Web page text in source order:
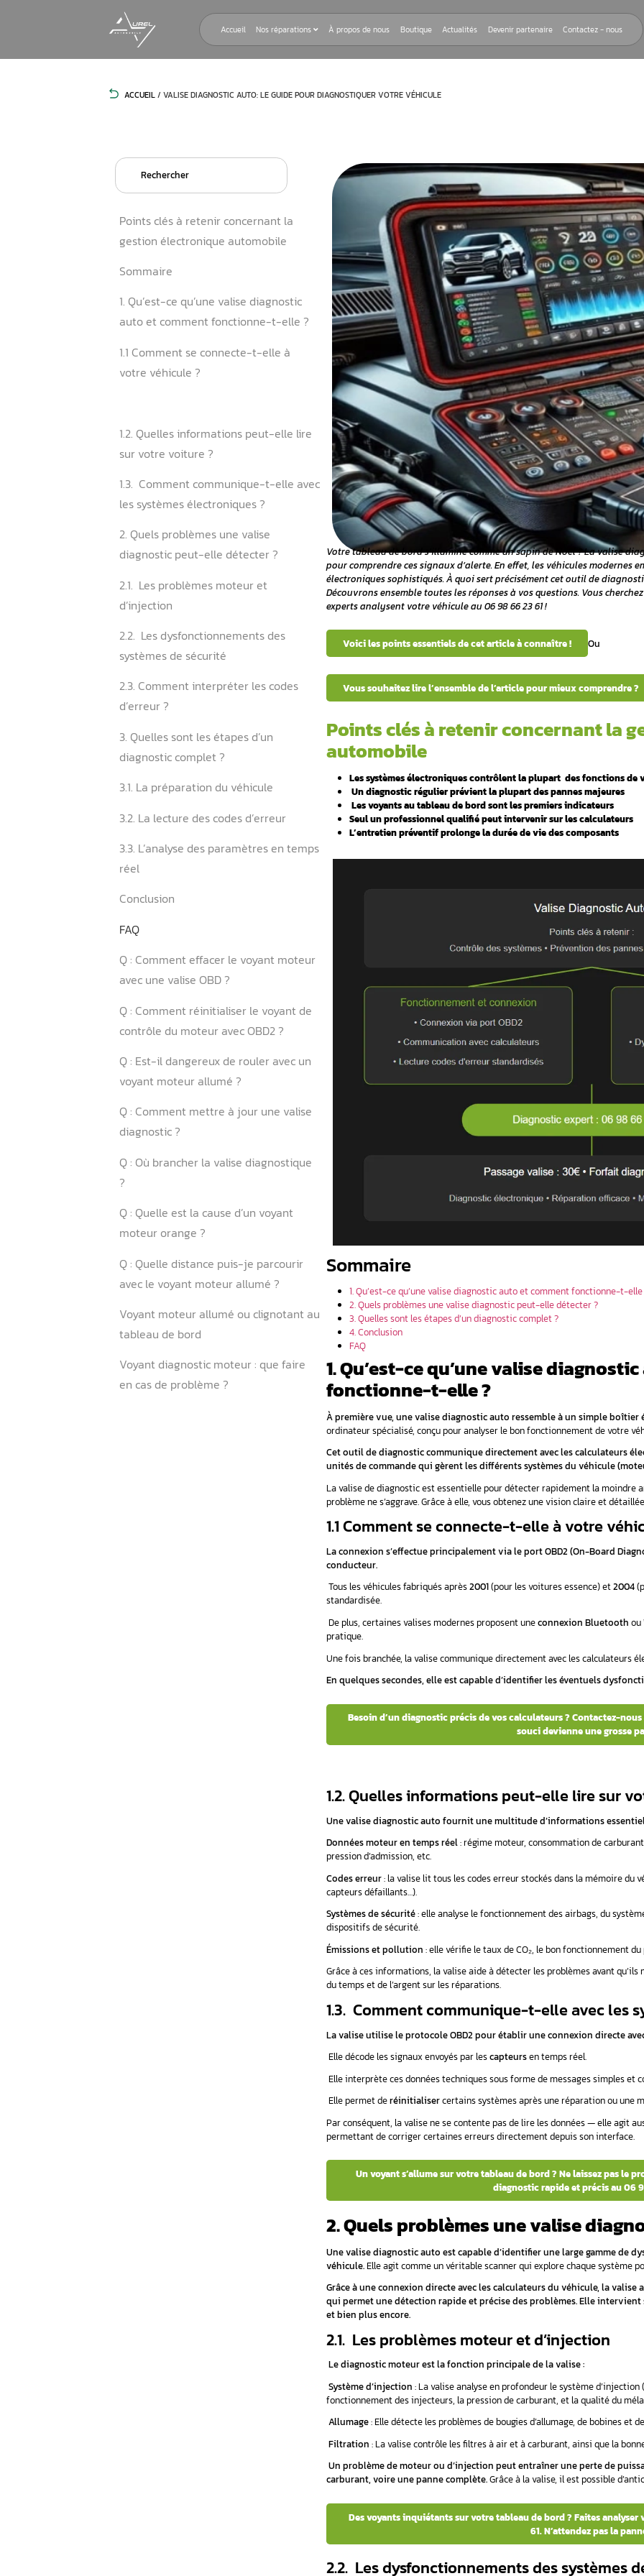
Accueil Nos réparations À propos de nous Boutique Actualités Devenir
Points clés à retenir concernant la
gestion électronique automobile
1. Qu’est-ce qu’une valise diagnostic
auto et comment fonctionne-t-elle ?
1.1 Comment se connecte-t-elle à
votre véhicule ?
️
1.2. Quelles informations peut-elle lire
sur votre voiture ?
1.3. ️ Comment communique-t-elle avec
les systèmes électroniques ?
diagnostic peut-elle détecter ?
2.1. ️ Les problèmes moteur et
d’injection
2.2. ️ Les dysfonctionnements des
systèmes de sécurité
2.3. Comment interpréter les codes
3.1. La préparation du véhicule
3.2. La lecture des codes d’erreur
3.3. L’analyse des paramètres en temps
réel
Conclusion
FAQ
avec une valise OBD ?
Q : Comment réinitialiser le voyant de
contrôle du moteur avec OBD2 ?
Q : Est-il dangereux de rouler avec un
Q : Comment mettre à jour une valise
Q : Où brancher la valise diagnostique
Q : Quelle est la cause d’un voyant
Q : Quelle distance puis-je parcourir
avec le voyant moteur allumé ?
Voyant moteur allumé ou clignotant au
Voyant diagnostic moteur : que faire
Votre tableau de bord s’illumine comme
pour comprendre ces signaux d’alerte. En
électroniques sophistiqués. À quoi sert
Découvrons ensemble toutes les réponses
experts analysent votre véhicule au 06 98 66
Voici les points essentiels de cet article
Vous souhaitez lire l’ensemble de
Points clés à
automobile
Les systèmes électroniques
Un diagnostic régulier prévient la
Les voyants au tableau de bord sont
Seul un professionnel qualifié peut
L’entretien préventif prolonge la
Sommaire
1. Qu’est-ce qu’une valise diagnostic
2. Quels problèmes une valise
4. Conclusion
FAQ
1. Qu’est-ce qu’une
fonctionne-t-elle ?
ordinateur spécialisé, conçu pour analyser le
Cetoutil de diagnosticcommunique
La valise de diagnostic est essentielle pour
problème ne s’aggrave. Grâce à elle, vous
1.1 Comment se
conducteur.
️ Tous les véhicules fabriqués après
De plus, certaines valises modernes
pratique.
Une fois branchée, la valise communique
En quelques secondes, elle est capable
Besoin d’un diagnostic précis de vos
️
1.2. Quelles informations
Une valise diagnostic auto fournit une
Données moteur en temps réel: régime
pression d’admission, etc.
Codes erreur: la valise lit tous les codes
capteurs défaillants…).
Systèmes de sécurité: elle analyse le
dispositifs de sécurité.
Émissions et pollution
: elle vérifie le taux
Grâce à ces informations, la valise aide à
du temps et de l’argent sur les réparations.
1.3. ️ Comment
La valise utilise le protocole OBD2 pour
️ Elle décode les signaux envoyés par les